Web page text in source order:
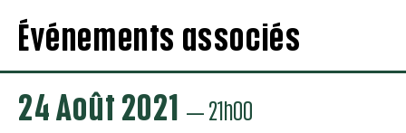
Événements associés
24 Août 2021 — 21h00